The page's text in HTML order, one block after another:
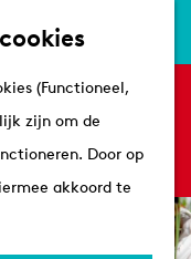
(Functioneel,
zijn om de
Door op
akkoord te
Routes
Winkelen
je bezoek
Tips
beschikbaar.
de beschikbare